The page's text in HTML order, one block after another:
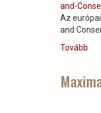
Az
and
Tovább
az